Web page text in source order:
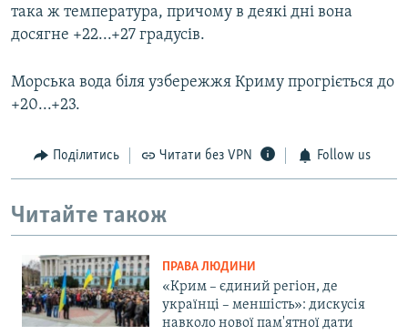
така ж температура, причому в деякі дні вона
досягне +22...+27 градусів.
Морська вода біля узбережжя Криму прогріється до
+20...+23.
Поділитись Читати без VPN Follow us
Читайте також
ПРАВА ЛЮДИНИ
«Крим – єдиний регіон, де
українці – меншість»: дискусія
навколо нової пам'ятної дати